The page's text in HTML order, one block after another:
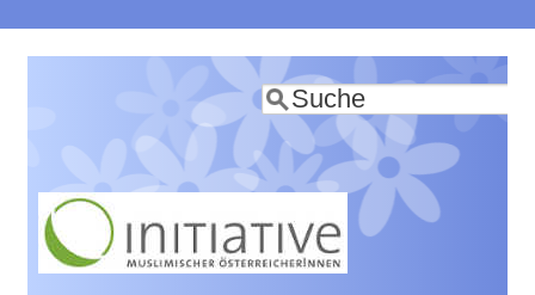
zum
Inhalt
Suche